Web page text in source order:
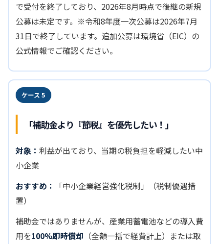
で受付を終了しており、2026年8月時点で後継の新規
公募は未定です。※令和8年度一次公募は2026年7月
31日で終了しています。追加公募は環境省（EIC）の
公式情報でご確認ください。
ケース 5
「補助金より『節税』を優先したい！」
対象： 利益が出ており、当期の税負担を軽減したい中
小企業
おすすめ：
「中小企業経営強化税制」（税制優遇措
置）
補助金ではありませんが、産業用蓄電池などの導入費
用を100%即時償却 （全額一括で経費計上）または取